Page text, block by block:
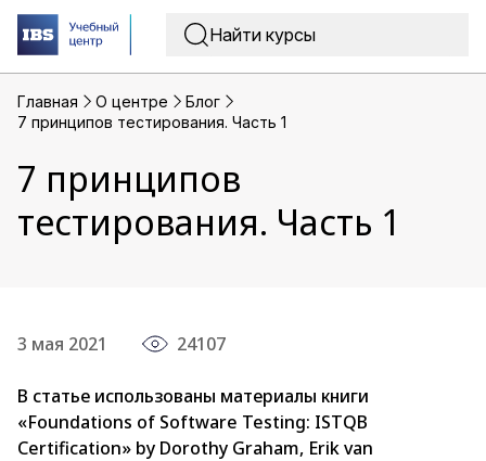
Главная O центре
Блог
7 принципов тестирования. Часть 1
7 принципов
тестирования. Часть 1
3 мая 2021 24107
В статье использованы материалы книги
«Foundations of Software Testing: ISTQB
Certification» by Dorothy Graham, Erik van